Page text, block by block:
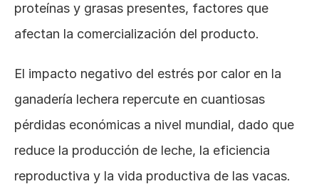
proteínas y grasas presentes, factores que
afectan la comercialización del producto.
El impacto negativo del estrés por calor en la
ganadería lechera repercute en cuantiosas
pérdidas económicas a nivel mundial, dado que
reduce la producción de leche, la eficiencia
reproductiva y la vida productiva de las vacas.